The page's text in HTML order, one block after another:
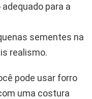
para a
sementes na
realismo.
pode usar forro
uma costura